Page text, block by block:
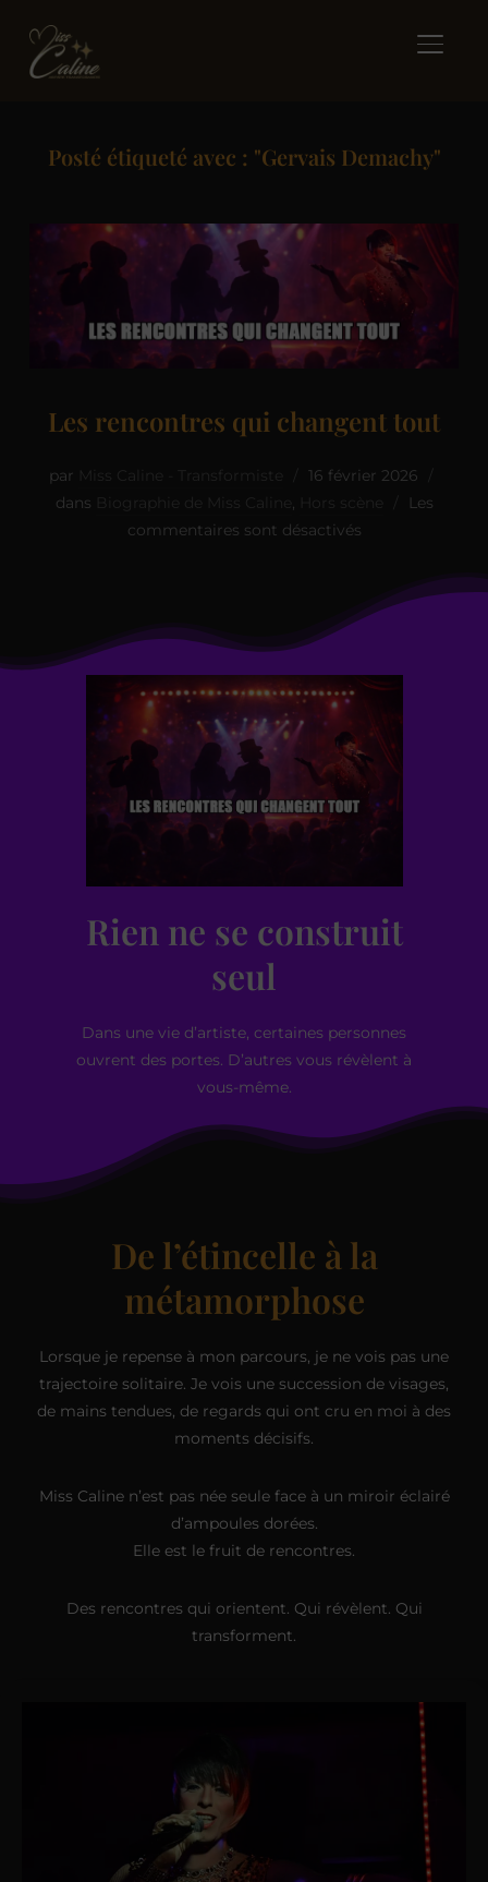
Posté étiqueté avec : "Gervais Demachy"
Les rencontres qui changent tout
par
16 février 2026
dans
,
Les
commentaires sont désactivés
Rien ne se construit
seul
Dans une vie d’artiste, certaines personnes
ouvrent des portes. D’autres vous révèlent à
vous-même.
De l’étincelle à la
métamorphose
Lorsque je repense à mon parcours, je ne vois pas une
trajectoire solitaire. Je vois une succession de visages,
de mains tendues, de regards qui ont cru en moi à des
moments décisifs.
Miss Caline n’est pas née seule face à un miroir éclairé
d’ampoules dorées.
Elle est le fruit de rencontres.
Des rencontres qui orientent. Qui révèlent. Qui
transforment.